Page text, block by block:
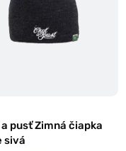
pusť Zimná čiapka
sivá